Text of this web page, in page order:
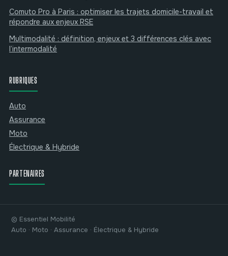
Comuto Pro à Paris : optimiser les trajets domicile-travail et
répondre aux enjeux RSE
Multimodalité : définition, enjeux et 3 différences clés avec
l’intermodalité
RUBRIQUES
Auto
Assurance
Moto
Électrique & Hybride
PARTENAIRES
© Essentiel Mobilité
Auto · Moto · Assurance · Électrique & Hybride